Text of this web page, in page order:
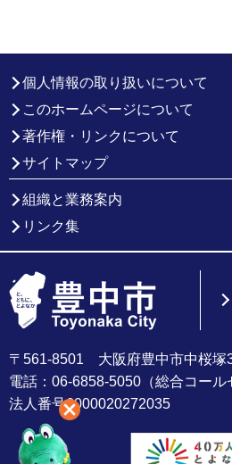
個人情報の取り扱いについて
このホームページについて
著作権・リンクについて
サイトマップ
組織と業務案内
リンク集
〒561-8501 大阪府豊中市中桜塚
電話：06-6858-5050（総合コール
法人番号6000020272035